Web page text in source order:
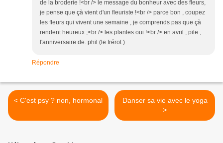
de la broderie !<br /> le message du bonheur avec des fleurs,
je pense que çà vient d'un fleuriste !<br /> parce bon , coupez
les fleurs qui vivent une semaine , je comprends pas que çà
rendent heureux ;<br /> les plantes oui !<br /> en avril , pile ,
l'anniversaire de. phil (le frérot )
Répondre
< C'est psy ? non, hormonal
Danser sa vie avec le yoga
>